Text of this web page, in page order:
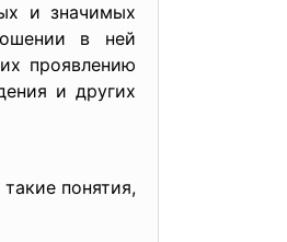
и значимых
в ней
проявлению
и других
понятия,